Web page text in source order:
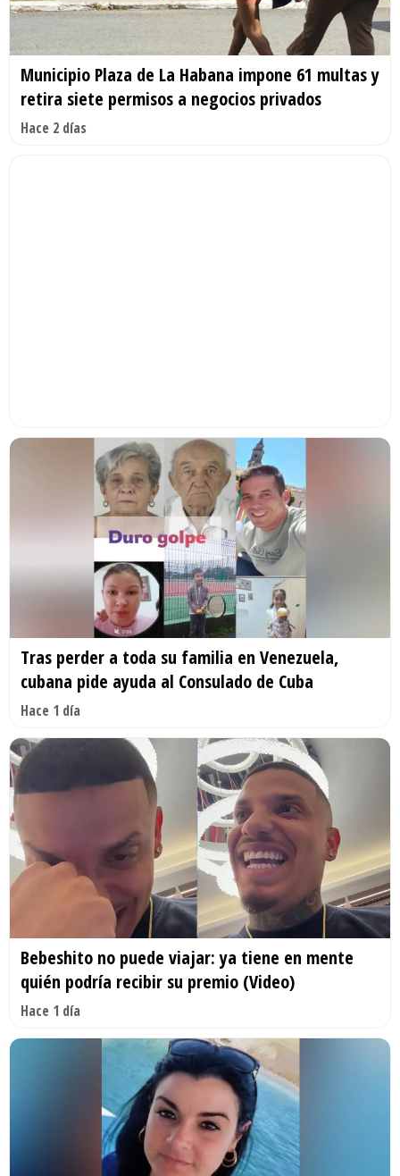
Municipio Plaza de La Habana impone 61 multas y
retira siete permisos a negocios privados
Hace 2 días
Tras perder a toda su familia en Venezuela,
cubana pide ayuda al Consulado de Cuba
Hace 1 día
Bebeshito no puede viajar: ya tiene en mente
quién podría recibir su premio (Video)
Hace 1 día